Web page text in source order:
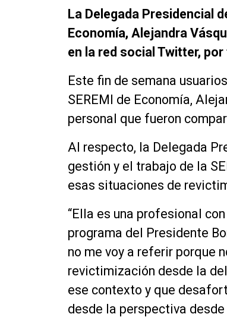
La Delegada Presidencial
Economía, Alejandra
en la red social Twitter,
Este fin de semana
SEREMI de Economía,
personal que fueron
Al respecto, la Delegada
gestión y el trabajo de la
esas situaciones de
“Ella es una profesional
programa del Presidente
no me voy a referir porque
revictimización desde la
ese contexto y que
desde la perspectiva